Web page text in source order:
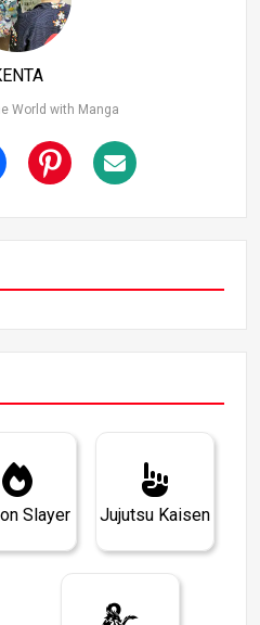
ekstraordinært. Den mø
kampkraft I begynd
Chainsaw Man.
World with Manga
Slayer Jujutsu Kaisen